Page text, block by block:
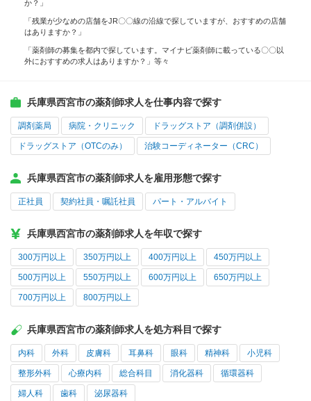
か？」
「残業が少なめの店舗をJR〇〇線の沿線で探していますが、おすすめの店舗
はありますか？」
「薬剤師の募集を都内で探しています。マイナビ薬剤師に載っている〇〇以
外におすすめの求人はありますか？」等々
兵庫県西宮市の薬剤師求人を仕事内容で探す
調剤薬局 病院・クリニック ドラッグストア（調剤併設）
ドラッグストア（OTCのみ） 治験コーディネーター（CRC）
兵庫県西宮市の薬剤師求人を雇用形態で探す
正社員 契約社員・嘱託社員 パート・アルバイト
兵庫県西宮市の薬剤師求人を年収で探す
300万円以上 350万円以上 400万円以上 450万円以上
500万円以上 550万円以上 600万円以上 650万円以上
700万円以上 800万円以上
兵庫県西宮市の薬剤師求人を処方科目で探す
内科 外科 皮膚科 耳鼻科 眼科 精神科 小児科
整形外科 心療内科 総合科目 消化器科 循環器科
婦人科 歯科 泌尿器科